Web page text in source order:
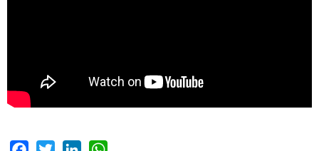
Facebook
Twitter LinkedIn